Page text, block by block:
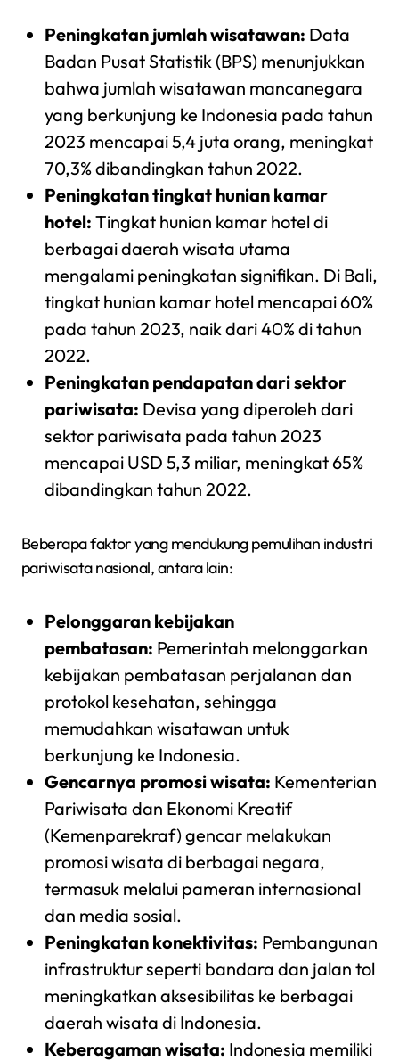
Peningkatan jumlah wisatawan: Data
Badan Pusat Statistik (BPS) menunjukkan
bahwa jumlah wisatawan mancanegara
yang berkunjung ke Indonesia pada tahun
2023 mencapai 5,4 juta orang, meningkat
70,3% dibandingkan tahun 2022.
Peningkatan tingkat hunian kamar
hotel: Tingkat hunian kamar hotel di
berbagai daerah wisata utama
mengalami peningkatan signifikan. Di Bali,
tingkat hunian kamar hotel mencapai 60%
pada tahun 2023, naik dari 40% di tahun
2022.
Peningkatan pendapatan dari sektor
pariwisata: Devisa yang diperoleh dari
sektor pariwisata pada tahun 2023
mencapai USD 5,3 miliar, meningkat 65%
dibandingkan tahun 2022.
Beberapa faktor yang mendukung pemulihan industri
pariwisata nasional, antara lain:
Pelonggaran kebijakan
pembatasan: Pemerintah melonggarkan
kebijakan pembatasan perjalanan dan
protokol kesehatan, sehingga
memudahkan wisatawan untuk
berkunjung ke Indonesia.
Gencarnya promosi wisata: Kementerian
Pariwisata dan Ekonomi Kreatif
(Kemenparekraf) gencar melakukan
promosi wisata di berbagai negara,
termasuk melalui pameran internasional
dan media sosial.
Peningkatan konektivitas: Pembangunan
infrastruktur seperti bandara dan jalan tol
meningkatkan aksesibilitas ke berbagai
daerah wisata di Indonesia.
Keberagaman wisata: Indonesia memiliki